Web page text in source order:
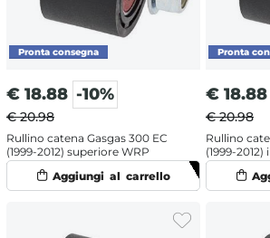
€ 18.88 -10%
€ 20.98
Rullino catena Gasgas 300 EC
(1999-2012) superiore WRP
€ 18.88
€ 20.98
Rullino
(1999-